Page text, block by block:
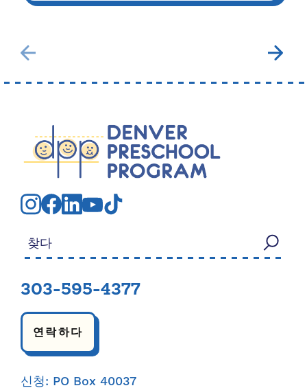
검색:
303-595-4377
연락하다
신청: PO Box 40037